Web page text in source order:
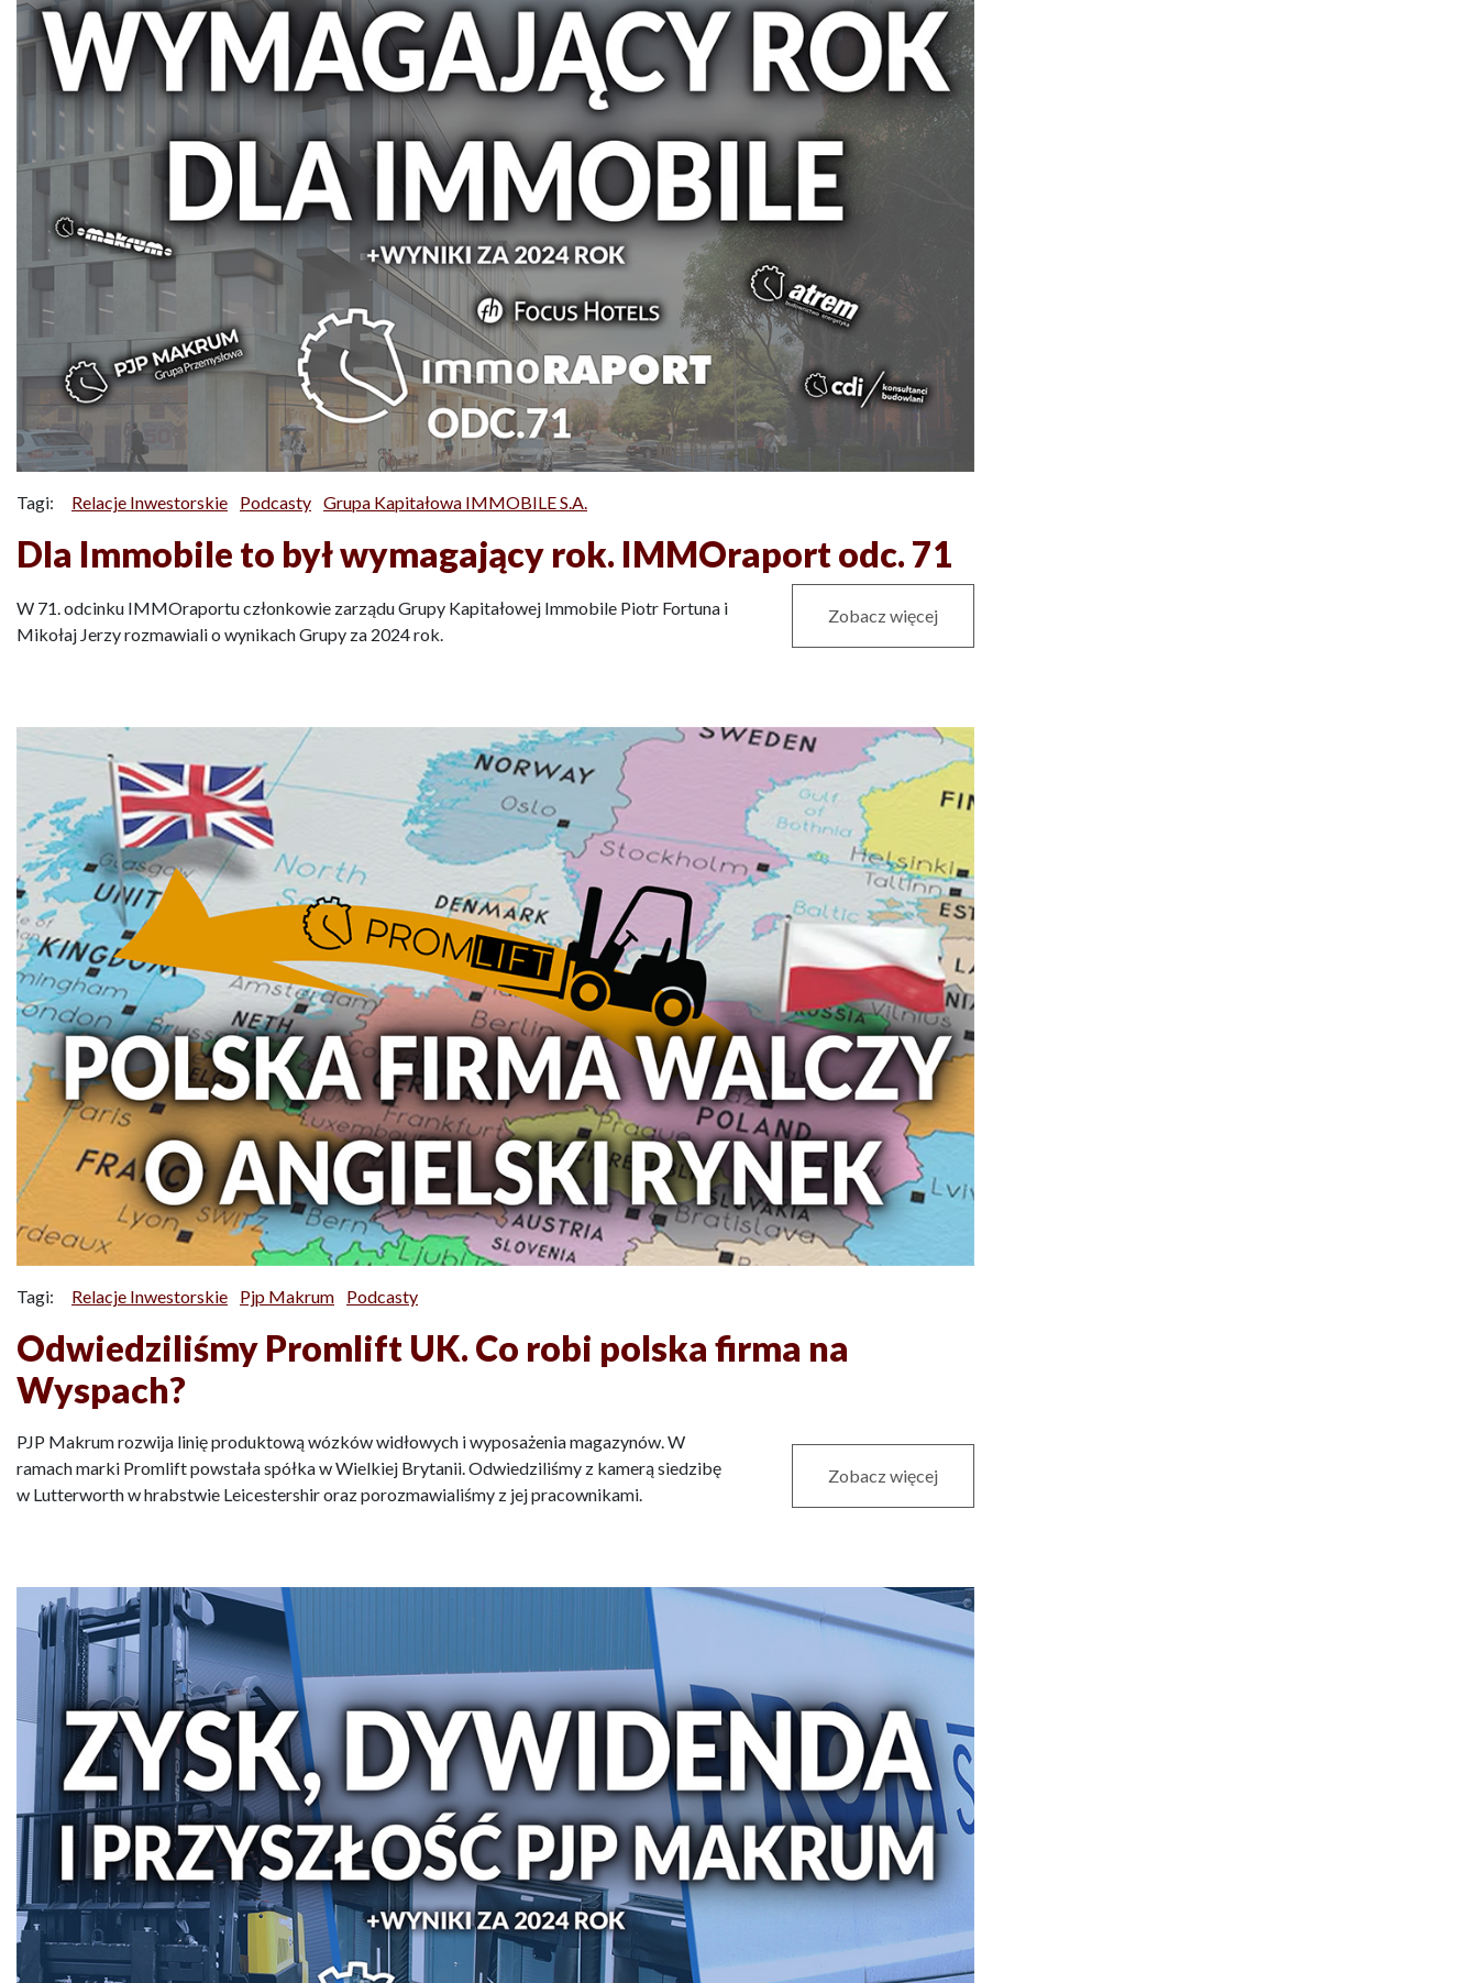
Tagi: Relacje Inwestorskie Podcasty Grupa Kapitałowa IMMOBILE S.A.
Dla Immobile to był wymagający rok. IMMOraport odc. 71
W 71. odcinku IMMOraportu członkowie zarządu Grupy Kapitałowej Immobile Piotr Fortuna i
Mikołaj Jerzy rozmawiali o wynikach Grupy za 2024 rok.
Zobacz więcej
Tagi: Relacje Inwestorskie Pjp Makrum Podcasty
Odwiedziliśmy Promlift UK. Co robi polska firma na
Wyspach?
PJP Makrum rozwija linię produktową wózków widłowych i wyposażenia magazynów. W
ramach marki Promlift powstała spółka w Wielkiej Brytanii. Odwiedziliśmy z kamerą siedzibę
w Lutterworth w hrabstwie Leicestershir oraz porozmawialiśmy z jej pracownikami.
Zobacz więcej